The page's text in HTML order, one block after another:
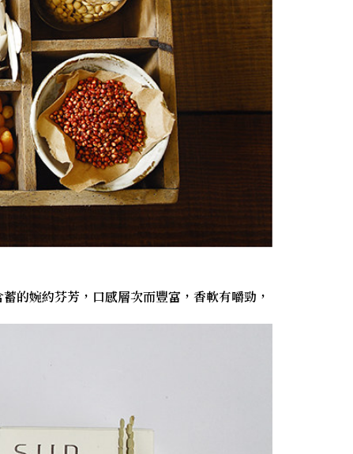
的婉約芬芳，口感層次而豐富，香軟有嚼勁，